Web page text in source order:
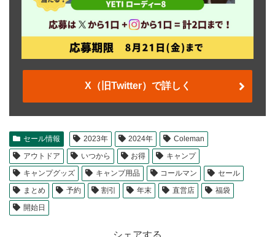
X（旧Twitter）で詳しく
セール情報 2023年 2024年
Coleman
アウトドア
いつから お得
キャンプ
キャンプグッズ
キャンプ用品 コールマン
セール
まとめ
予約 割引 年末 直営店
福袋
開始日
シェアする